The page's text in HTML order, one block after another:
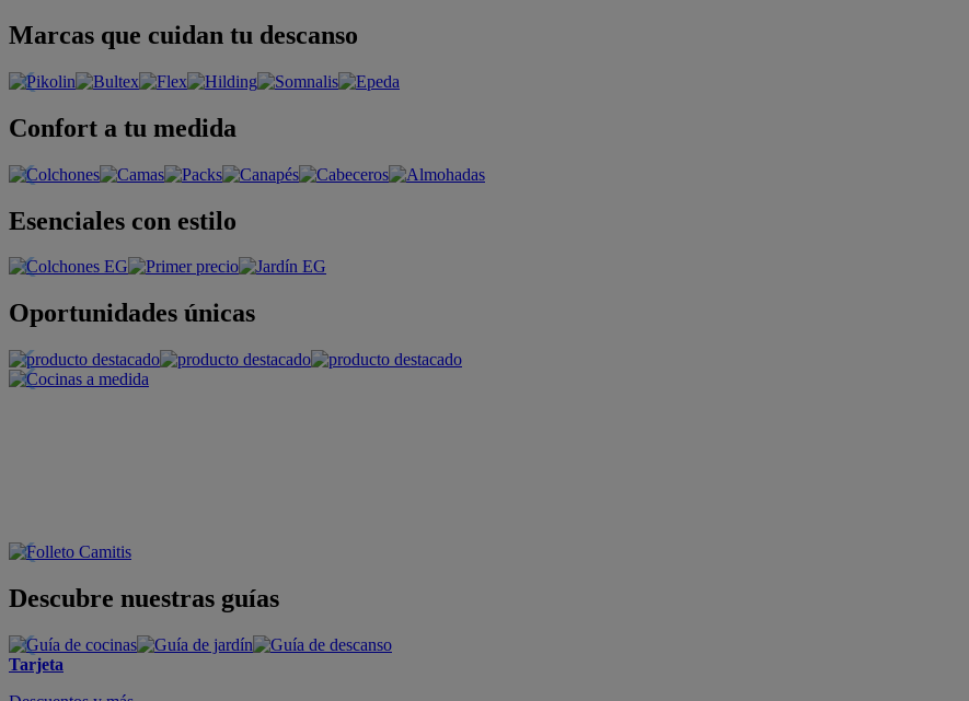
Marcas que cuidan tu descanso
Confort a tu medida
Esenciales con estilo
Oportunidades únicas
Descubre nuestras guías
Tarjeta